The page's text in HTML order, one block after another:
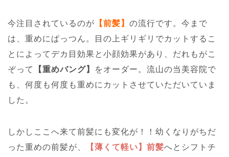
今注目されているのが 【前髪】 の流行です。今まで
は、重めにぱっつん。目の上ギリギリでカットするこ
とによってデカ目効果と小顔効果があり、だれもがこ
ぞって
【重めバング】
をオーダー。流山の当美容院で
も、何度も何度も重めにカットさせていただいていま
した。
しかしここへ来て前髪にも変化が！！幼くなりがちだ
った重めの前髪が、
【薄くて軽い】前髪へとシフトチ